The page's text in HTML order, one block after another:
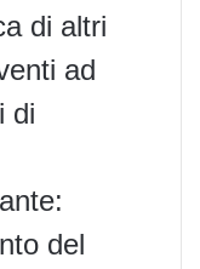
di altri
ad
di
del